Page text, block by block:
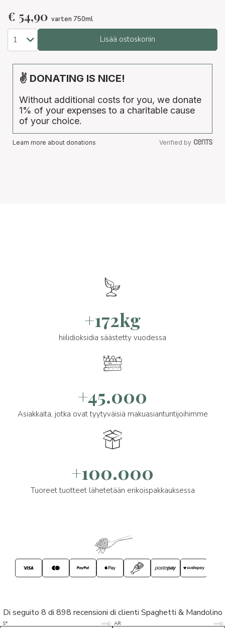
€ 54,90 varten 750ml
Lisää ostoskoriin
✌ DONATING IS NICE!
Without additional costs for you, we donate
1% of your expenses to a charitable cause
of your choice.
Learn more about donations Verified by
+172kg
hiilidioksidia säästetty vuodessa
+45.000
Asiakkaita, jotka ovat tyytyväisiä makuasiantuntijoihimme
+100.000
Tuoreet tuotteet lähetetään erikoispakkauksessa
Di seguito 8 di 898 recensioni di clienti Spaghetti & Mandolino
S* 5/5 AR 5/5